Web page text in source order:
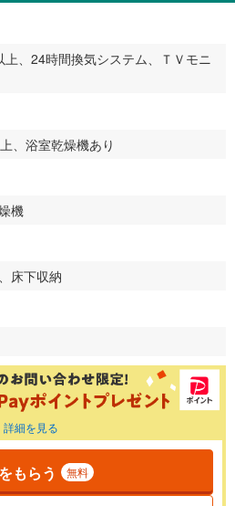
上、24時間換気システム、ＴＶモニ
、浴室乾燥機あり
機
床下収納
詳細を見る
もらう 無料